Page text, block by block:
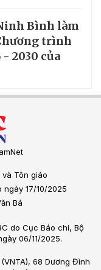
Bình làm
trình
2030 của
Tôn giáo
ngày 17/10/2025
Bá
do Cục Báo chí, Bộ
06/11/2025.
68 Dương Đình